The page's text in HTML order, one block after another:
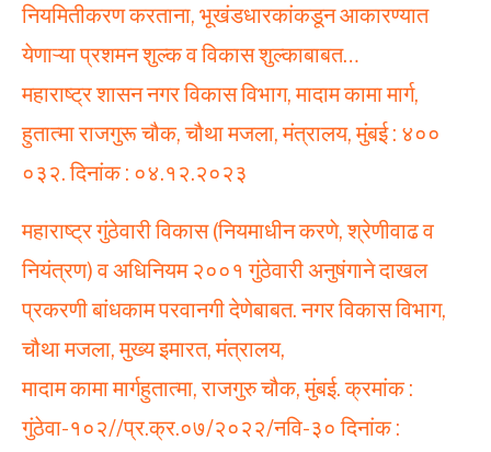
नियमितीकरण करताना, भूखंडधारकांकडून आकारण्यात
येणाऱ्या प्रशमन शुल्क व विकास शुल्काबाबत…
महाराष्ट्र शासन नगर विकास विभाग, मादाम कामा मार्ग,
हुतात्मा राजगुरू चौक, चौथा मजला, मंत्रालय, मुंबई : ४००
०३२. दिनांक : ०४.१२.२०२३
महाराष्ट्र गुंठेवारी विकास (नियमाधीन करणे, श्रेणीवाढ व
नियंत्रण) व अधिनियम २००१ गुंठेवारी अनुषंगाने दाखल
प्रकरणी बांधकाम परवानगी देणेबाबत. नगर विकास विभाग,
चौथा मजला, मुख्य इमारत, मंत्रालय,
मादाम कामा मार्गहुतात्मा, राजगुरु चौक, मुंबई. क्रमांक :
गुंठेवा-१०२//प्र.क्र.०७/२०२२/नवि-३० दिनांक :